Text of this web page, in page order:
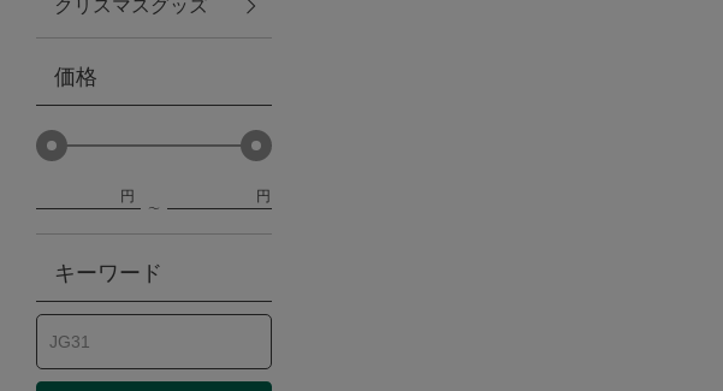
防災グッズ・非常食
トレーニング
ヴィンテージ
クリスマスグッズ
価格
円 円
キーワード